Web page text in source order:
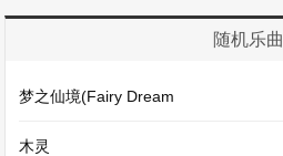
随机乐曲
梦之仙境(Fairy Dream
木灵